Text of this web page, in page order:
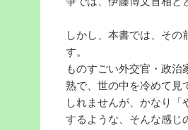
しかし、本書では、そ
す。
ものすごい外交官・政
熟で、世の中を冷めて
しれませんが、かなり
するような、そんな感じ